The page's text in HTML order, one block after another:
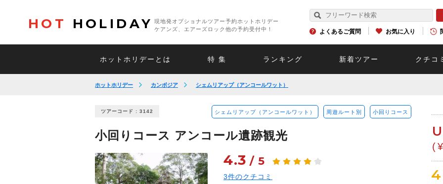
HOT HOLIDAY
現地発オプショナルツアー予約ホットホリデー
ケアンズ、エアーズロック他の予約受付中！
よくあるご質問 お気に入り
ホットホリデーとは 特 集 ランキング 新着ツアー クチコ
ホットホリデー カンボジア シェムリアップ（アンコールワット）
ツアーコード : 3142 シェムリアップ（アンコールワット） 周遊ルート別 小回りコース
小回りコース アンコール遺跡観光
4.3 / 5
3件のクチコミ